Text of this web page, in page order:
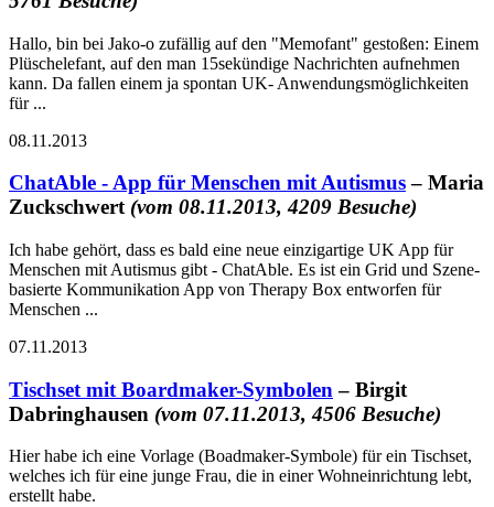
Hallo, bin bei Jako-o zufällig auf den "Memofant" gestoßen: Einem
Plüschelefant, auf den man 15sekündige Nachrichten aufnehmen
kann. Da fallen einem ja spontan UK- Anwendungsmöglichkeiten
für ...
08.11.2013
ChatAble - App für Menschen mit Autismus– Maria
Zuckschwert (vom 08.11.2013, 4209 Besuche)
Ich habe gehört, dass es bald eine neue einzigartige UK App für
Menschen mit Autismus gibt - ChatAble. Es ist ein Grid und Szene-
basierte Kommunikation App von Therapy Box entworfen für
Menschen ...
07.11.2013
Tischset mit Boardmaker-Symbolen – Birgit
Dabringhausen (vom 07.11.2013, 4506 Besuche)
Hier habe ich eine Vorlage (Boadmaker-Symbole) für ein Tischset,
welches ich für eine junge Frau, die in einer Wohneinrichtung lebt,
erstellt habe.